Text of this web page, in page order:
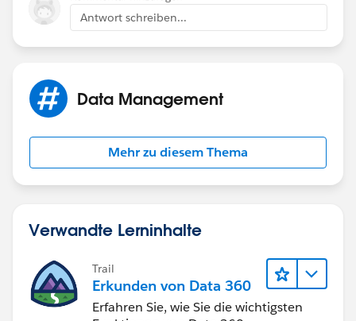
Regards,
Antwort schreiben...
Data Management
Mehr zu diesem Thema
Verwandte Lerninhalte
Trail
Erkunden von Data 360
Erfahren Sie, wie Sie die wichtigsten